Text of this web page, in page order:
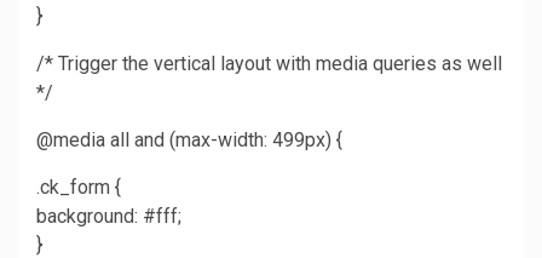
}
/* Trigger the vertical layout with media queries as well
*/
@media all and (max-width: 499px) {
.ck_form {
background: #fff;
}